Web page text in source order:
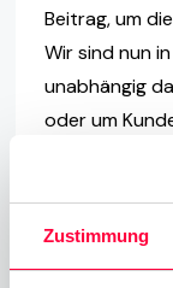
Zustimmung
Beitrag, um
Wir sind nun
unabhängig
oder um
Dies
einzigartige